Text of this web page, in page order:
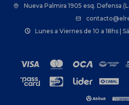
Nueva Palmira 1905 esq. Defensa
Lunes a Viernes de 10 a 18hs |